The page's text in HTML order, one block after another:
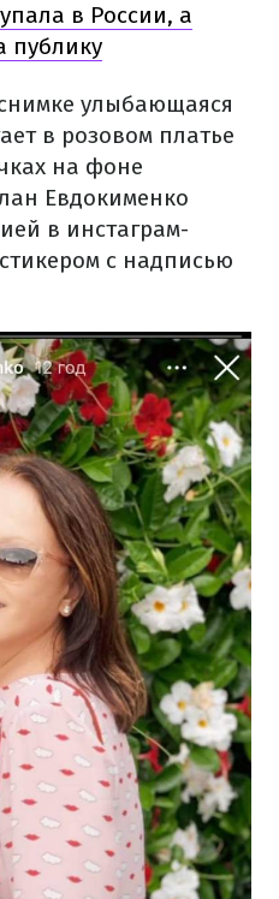
в России, а
публику
улыбающаяся
в розовом платье
на фоне
Евдокименко
в инстаграм-
с надписью